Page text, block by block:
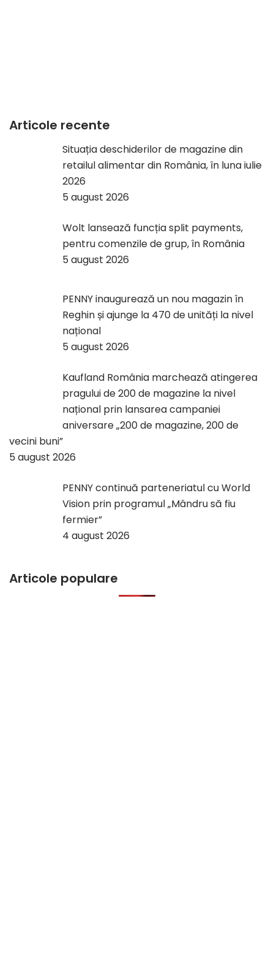
Articole recente
Situația deschiderilor de magazine din
retailul alimentar din România, în luna iulie
2026
5 august 2026
Wolt lansează funcția split payments,
pentru comenzile de grup, în România
5 august 2026
PENNY inaugurează un nou magazin în
Reghin și ajunge la 470 de unități la nivel
național
5 august 2026
Kaufland România marchează atingerea
pragului de 200 de magazine la nivel
național prin lansarea campaniei
aniversare „200 de magazine, 200 de
vecini buni”
5 august 2026
PENNY continuă parteneriatul cu World
Vision prin programul „Mândru să fiu
fermier”
4 august 2026
Articole populare